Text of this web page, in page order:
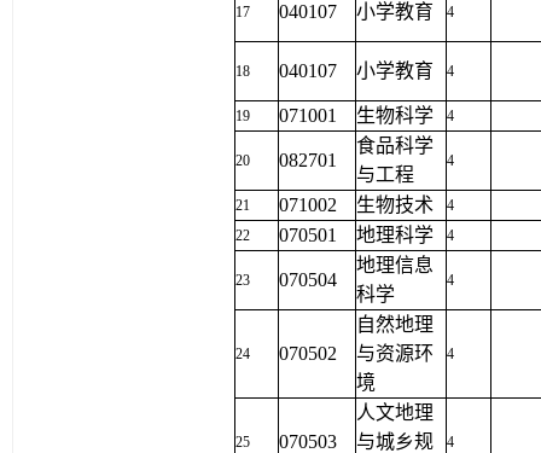
17 040107 小学教育 4
18 040107 小学教育 4
19 071001 生物科学 4
20 082701
食品科学
与工程
4
21 071002 生物技术
4
22
070501 地理科学 4
23 070504
地理信息
科学
4
24 070502
自然地理
与资源环
境
4
25 070503
人文地理
与城乡规
4